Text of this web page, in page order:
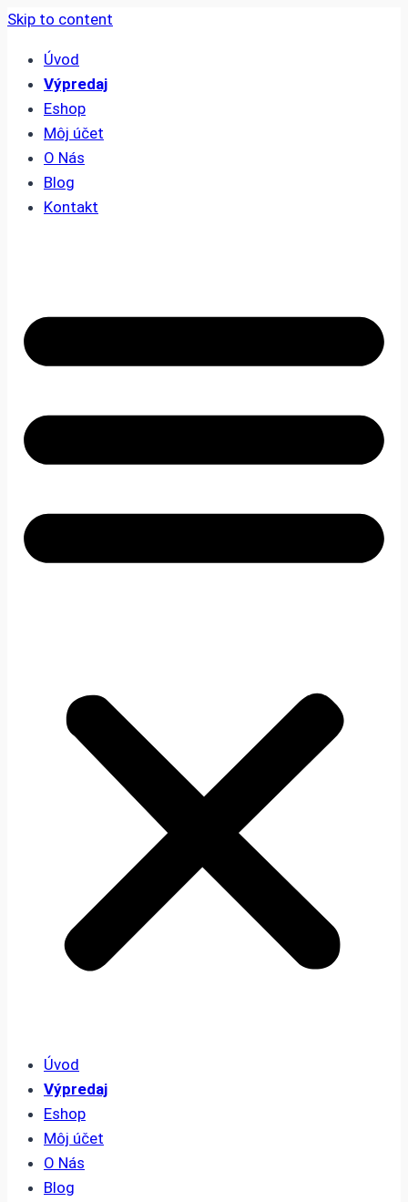
Skip to content
Úvod
Výpredaj
Eshop
Môj účet
O Nás
Blog
Kontakt
Úvod
Výpredaj
Eshop
Môj účet
O Nás
Blog